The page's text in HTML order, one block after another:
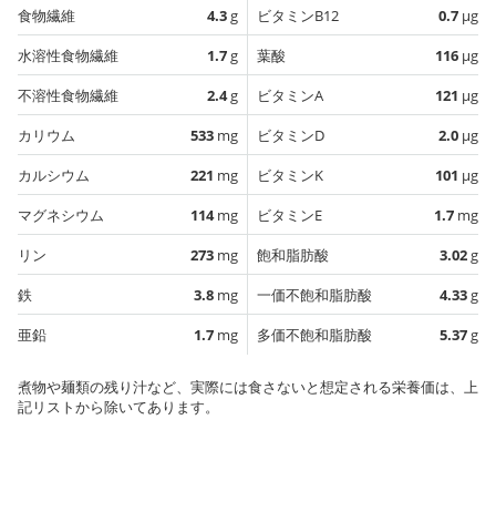
食物繊維
4.3g
水溶性食物繊維
1.7g
不溶性食物繊維
2.4g
カリウム
533 mg
カルシウム
221 mg
マグネシウム
114mg
リン
273 mg
鉄
3.8 mg
亜鉛
1.7 mg
ビタミンB12
0.7 µg
葉酸
116 µg
ビタミンA
121 µg
ビタミンD
2.0 µg
ビタミンK
101 µg
ビタミンE
1.7 mg
飽和脂肪酸
3.02g
一価不飽和脂肪酸
4.33g
多価不飽和脂肪酸
5.37g
煮物や麺類の残り汁など、実際には食さないと想定される栄養価は、上
記リストから除いてあります。